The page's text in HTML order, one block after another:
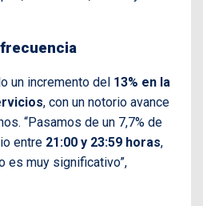
un incremento del 13% en la
, con un notorio avance
“Pasamos de un 7,7% de
entre 21:00 y 23:59 horas,
es muy significativo”,